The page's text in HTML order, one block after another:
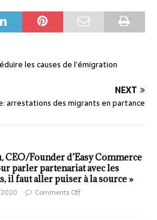
les causes de l’émigration
NEXT
arrestations des migrants en partance
CEO/Founder d’Easy Commerce
parler partenariat avec les
il faut aller puiser à la source »
Comments Off